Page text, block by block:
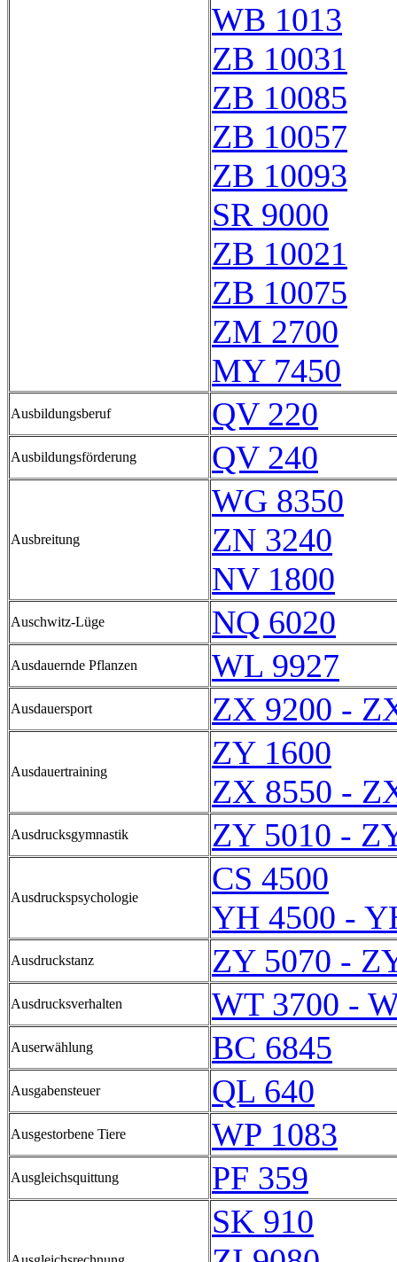
WB 1013
ZB 10031
ZB 10085
ZB 10057
ZB 10093
SR 9000
ZB 10021
ZB 10075
ZM 2700
MY 7450
Ausbildungsberuf QV 220
Ausbildungsförderung QV 240
Ausbreitung
WG 8350
ZN 3240
NV 1800
Auschwitz-Lüge NQ 6020
Ausdauernde Pflanzen WL 9927
Ausdauersport ZX 9200 -
Ausdauertraining
ZY 1600
ZX 8550 -
Ausdrucksgymnastik ZY 5010 -
Ausdruckspsychologie
CS 4500
YH 4500 -
Ausdruckstanz ZY 5070 -
Ausdrucksverhalten WT 3700 -
Auserwählung BC 6845
Ausgabensteuer QL 640
Ausgestorbene Tiere WP 1083
Ausgleichsquittung PF 359
SK 910